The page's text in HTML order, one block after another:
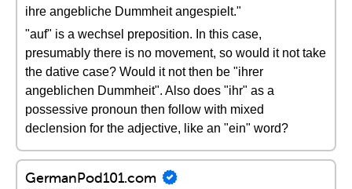
ihre angebliche Dummheit angespielt."
"auf" is a wechsel preposition. In this case,
presumably there is no movement, so would it not take
the dative case? Would it not then be "ihrer
angeblichen Dummheit". Also does "ihr" as a
possessive pronoun then follow with mixed
declension for the adjective, like an "ein" word?
GermanPod101.com